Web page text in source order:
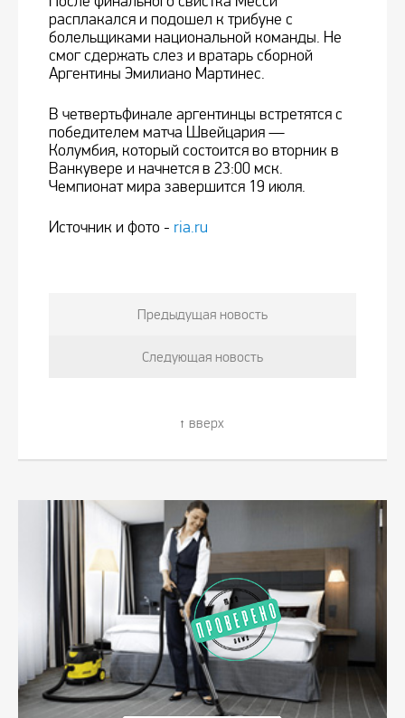
расплакался и подошел к трибуне с
болельщиками национальной команды. Не
смог сдержать слез и вратарь сборной
Аргентины Эмилиано Мартинес.
В четвертьфинале аргентинцы встретятся с
победителем матча Швейцария —
Колумбия, который состоится во вторник в
Ванкувере и начнется в 23:00 мск.
Чемпионат мира завершится 19 июля.
Источник и фото - ria.ru
Предыдущая новость
Следующая новость
вверх